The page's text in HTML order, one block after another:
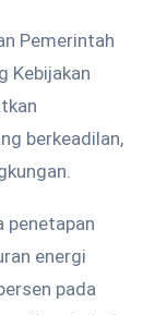
Pemerintah
Kebijakan
berkeadilan,
penetapan
energi
pada